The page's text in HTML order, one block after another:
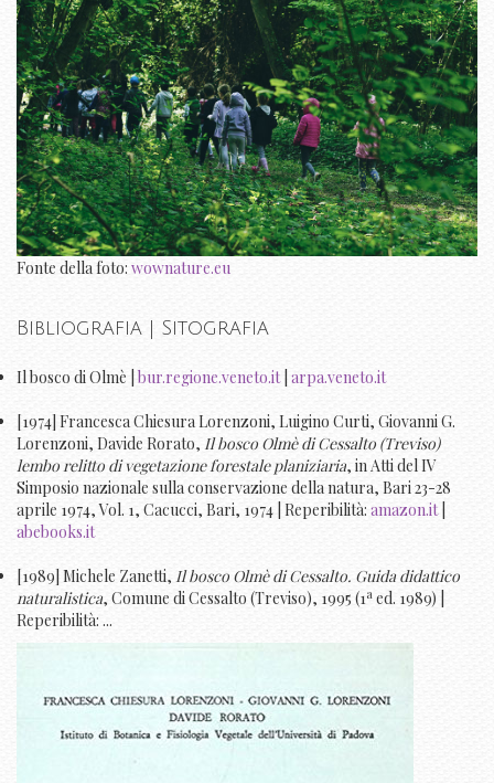
Fonte della foto: wownature.eu
Bibliografia | Sitografia
Il bosco di Olmè | bur.regione.veneto.it| arpa.veneto.it
[1974] Francesca Chiesura Lorenzoni, Luigino Curti, Giovanni G.
Lorenzoni, Davide Rorato, Il bosco Olmè di Cessalto (Treviso)
lembo relitto di vegetazione forestale planiziaria, in Atti del IV
Simposio nazionale sulla conservazione della natura, Bari 23-28
aprile 1974, Vol. 1, Cacucci, Bari, 1974 | Reperibilità: amazon.it|
abebooks.it
[1989] Michele Zanetti, Il bosco Olmè di Cessalto. Guida didattico
naturalistica, Comune di Cessalto (Treviso), 1995 (1a ed. 1989) |
Reperibilità: ...